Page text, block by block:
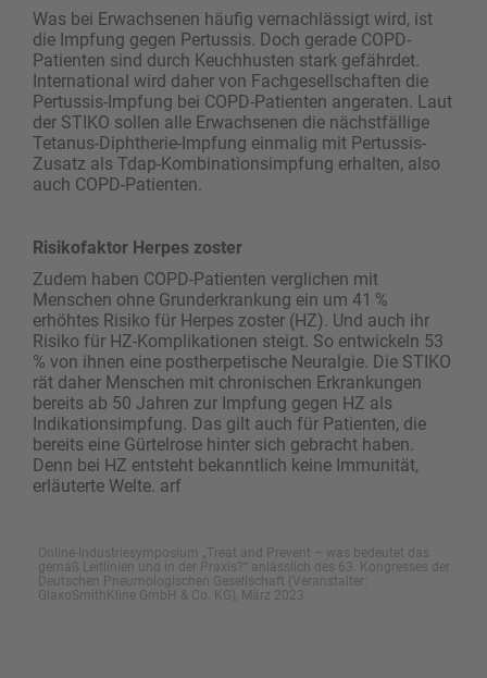
Was bei Erwachsenen häufig vernachlässigt wird, ist
die Impfung gegen Pertussis. Doch gerade COPD-
Patienten sind durch Keuchhusten stark gefährdet.
International wird daher von Fachgesellschaften die
Pertussis-Impfung bei COPD-Patienten angeraten. Laut
der STIKO sollen alle Erwachsenen die nächstfällige
Tetanus-Diphtherie-Impfung einmalig mit Pertussis-
Zusatz als Tdap-Kombinationsimpfung erhalten, also
auch COPD-Patienten.
Risikofaktor Herpes zoster
Zudem haben COPD-Patienten verglichen mit
Menschen ohne Grunderkrankung ein um 41 %
erhöhtes Risiko für Herpes zoster (HZ). Und auch ihr
Risiko für HZ-Komplikationen steigt. So entwickeln 53
% von ihnen eine postherpetische Neuralgie. Die ­STIKO
rät daher Menschen mit chronischen Erkrankungen
bereits ab 50 Jahren zur Impfung gegen HZ als
Indikationsimpfung. Das gilt auch für Patienten, die
bereits eine Gürtelrose hinter sich gebracht haben.
Denn bei HZ entsteht bekanntlich keine Immunität,
erläuterte Welte. arf
Online-Industriesymposium „Treat and Prevent – was bedeutet das
gemäß Leitlinien und in der Praxis?“ anlässlich des 63. Kongresses der
Deutschen Pneumologischen Gesellschaft (Veranstalter:
GlaxoSmithKline GmbH & Co. KG), März 2023